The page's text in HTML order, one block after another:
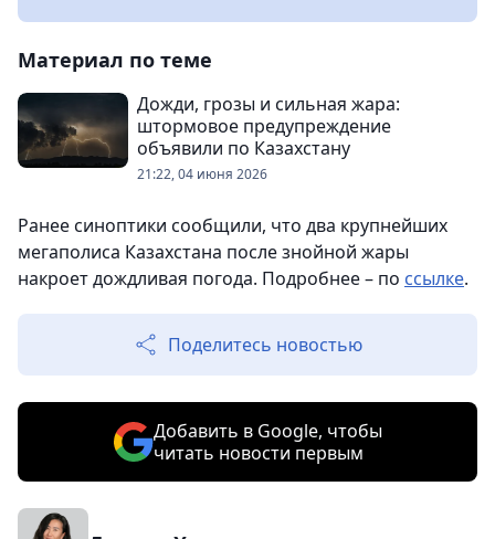
Материал по теме
Дожди, грозы и сильная жара:
штормовое предупреждение
объявили по Казахстану
21:22, 04 июня 2026
Ранее синоптики сообщили, что два крупнейших
мегаполиса Казахстана после знойной жары
накроет дождливая погода. Подробнее – по ссылке.
Поделитесь новостью
Добавить в Google, чтобы
читать новости первым